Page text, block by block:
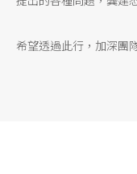
希望透過此行，加深團